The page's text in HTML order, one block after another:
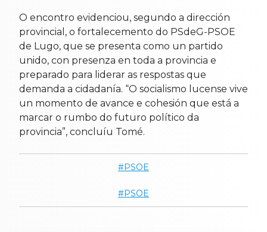
O encontro evidenciou, segundo a dirección
provincial, o fortalecemento do PSdeG-PSOE
de Lugo, que se presenta como un partido
unido, con presenza en toda a provincia e
preparado para liderar as respostas que
demanda a cidadanía. “O socialismo lucense vive
un momento de avance e cohesión que está a
marcar o rumbo do futuro político da
provincia”, concluíu Tomé.
PSOE
PSOE